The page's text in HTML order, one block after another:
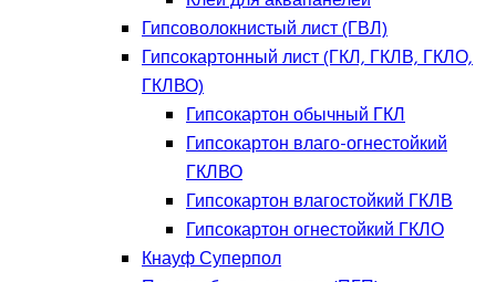
Гипсоволокнистый лист (ГВЛ)
Гипсокартонный лист (ГКЛ, ГКЛВ, ГКЛО,
ГКЛВО)
Гипсокартон обычный ГКЛ
Гипсокартон влаго-огнестойкий
ГКЛВО
Гипсокартон влагостойкий ГКЛВ
Гипсокартон огнестойкий ГКЛО
Кнауф Суперпол